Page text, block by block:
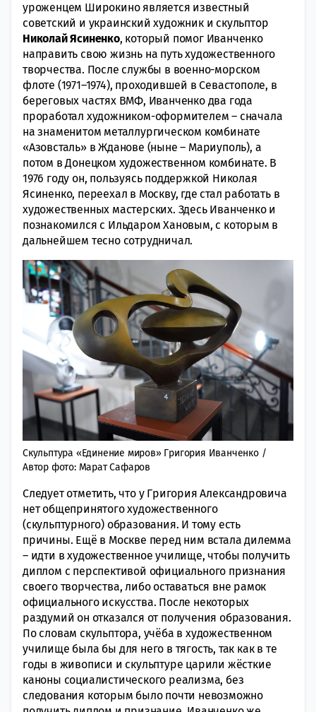
уроженцем Широкино является известный
советский и украинский художник и скульптор
Николай Ясиненко, который помог Иванченко
направить свою жизнь на путь художественного
творчества. После службы в военно-морском
флоте (1971–1974), проходившей в Севастополе, в
береговых частях ВМФ, Иванченко два года
проработал художником-оформителем – сначала
на знаменитом металлургическом комбинате
«Азовсталь» в Жданове (ныне – Мариуполь), а
потом в Донецком художественном комбинате. В
1976 году он, пользуясь поддержкой Николая
Ясиненко, переехал в Москву, где стал работать в
художественных мастерских. Здесь Иванченко и
познакомился с Ильдаром Хановым, с которым в
дальнейшем тесно сотрудничал.
Скульптура «Единение миров» Григория Иванченко /
Автор фото: Марат Сафаров
Следует отметить, что у Григория Александровича
нет общепринятого художественного
(скульптурного) образования. И тому есть
причины. Ещё в Москве перед ним встала дилемма
– идти в художественное училище, чтобы получить
диплом с перспективой официального признания
своего творчества, либо оставаться вне рамок
официального искусства. После некоторых
раздумий он отказался от получения образования.
По словам скульптора, учёба в художественном
училище была бы для него в тягость, так как в те
годы в живописи и скульптуре царили жёсткие
каноны социалистического реализма, без
следования которым было почти невозможно